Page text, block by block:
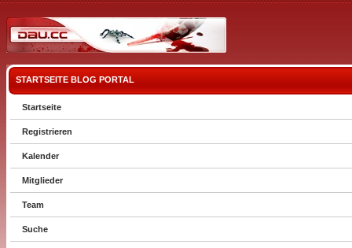
STARTSEITE BLOG PORTAL
Startseite
Registrieren
Kalender
Mitglieder
Team
Suche